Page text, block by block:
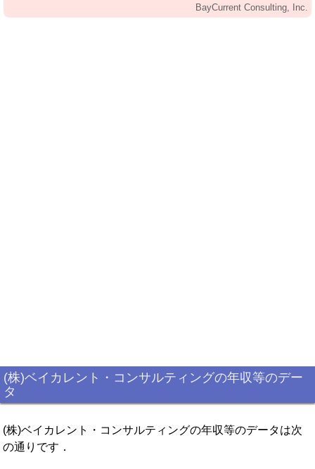
BayCurrent Consulting, Inc.
(株)ベイカレント・コンサルティングの年収等のデー
タ
(株)ベイカレント・コンサルティングの年収等のデータは次
の通りです．